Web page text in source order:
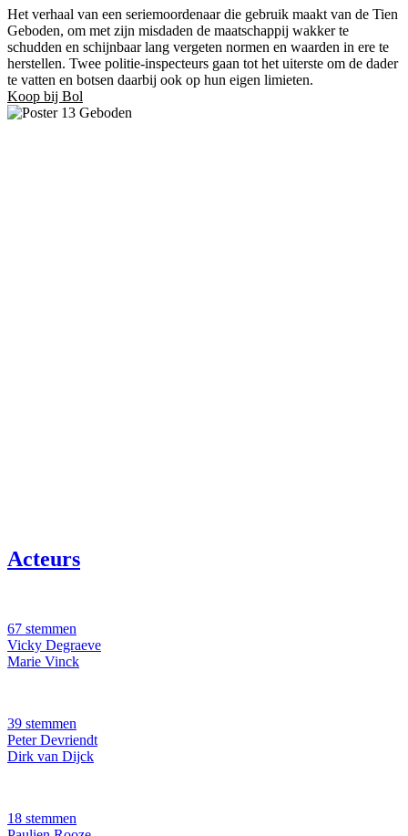
Het verhaal van een seriemoordenaar die gebruik maakt van de Tien
Geboden, om met zijn misdaden de maatschappij wakker te
schudden en schijnbaar lang vergeten normen en waarden in ere te
herstellen. Twee politie-inspecteurs gaan tot het uiterste om de dader
te vatten en botsen daarbij ook op hun eigen limieten.
Koop bij Bol
Acteurs
67 stemmen
Vicky Degraeve
Marie Vinck
39 stemmen
Peter Devriendt
Dirk van Dijck
18 stemmen